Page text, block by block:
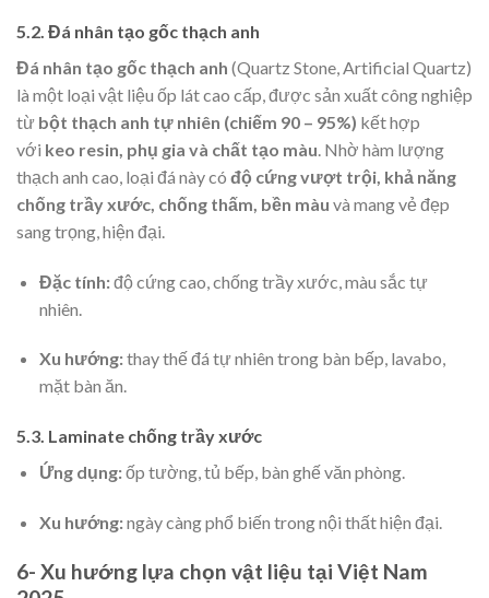
5.2. Đá nhân tạo gốc thạch anh
Đá nhân tạo gốc thạch anh (Quartz Stone, Artificial Quartz)
là một loại vật liệu ốp lát cao cấp, được sản xuất công nghiệp
từ bột thạch anh tự nhiên (chiếm 90 – 95%) kết hợp
với keo resin, phụ gia và chất tạo màu. Nhờ hàm lượng
thạch anh cao, loại đá này có độ cứng vượt trội, khả năng
chống trầy xước, chống thấm, bền màu và mang vẻ đẹp
sang trọng, hiện đại.
Đặc tính:độ cứng cao, chống trầy xước, màu sắc tự
nhiên.
Xu hướng:thay thế đá tự nhiên trong bàn bếp, lavabo,
mặt bàn ăn.
5.3. Laminate chống trầy xước
Ứng dụng:ốp tường, tủ bếp, bàn ghế văn phòng.
Xu hướng:ngày càng phổ biến trong nội thất hiện đại.
6- Xu hướng lựa chọn vật liệu tại Việt Nam